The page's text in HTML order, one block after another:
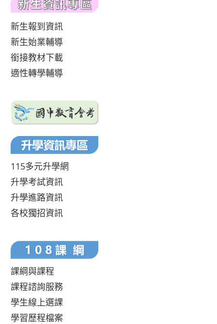
新生報到資訊
新生始業輔導
銜接教材下載
適性轉學輔導
115多元升學網
升學考試資訊
升學進路資訊
各校獨招資訊
課綱與課程
課程諮詢服務
學生線上選課
學習歷程檔案